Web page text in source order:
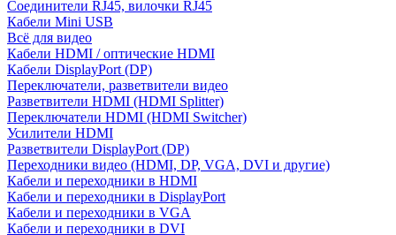
Соединители RJ45, вилочки RJ45
Кабели Mini USB
Всё для видео
Кабели HDMI / оптические HDMI
Кабели DisplayPort (DP)
Переключатели, разветвители видео
Разветвители HDMI (HDMI Splitter)
Переключатели HDMI (HDMI Switcher)
Усилители HDMI
Разветвители DisplayPort (DP)
Переходники видео (HDMI, DP, VGA, DVI и другие)
Кабели и переходники в HDMI
Кабели и переходники в DisplayPort
Кабели и переходники в VGA
Кабели и переходники в DVI